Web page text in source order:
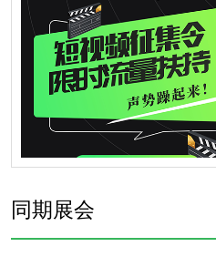
同期展会